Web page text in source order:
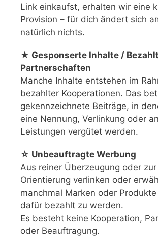
Link einkaufst, erhalten wir eine
Provision – für dich ändert sich
natürlich nichts.
★ Gesponserte Inhalte /
Partnerschaften
Manche Inhalte entstehen im
bezahlter Kooperationen. Das
gekennzeichnete Beiträge, in
eine Nennung, Verlinkung oder
Leistungen vergütet werden.
☆ Unbeauftragte Werbung
Aus reiner Überzeugung oder
Orientierung verlinken oder
manchmal Marken oder Produkte
dafür bezahlt zu werden.
Es besteht keine Kooperation,
oder Beauftragung.